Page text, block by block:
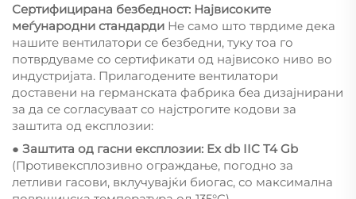
Сертифицирана безбедност: Највисоките
меѓународни стандарди Не само што тврдиме дека
нашите вентилатори се безбедни, туку тоа го
потврдуваме со сертификати од највисоко ниво во
индустријата. Прилагодените вентилатори
доставени на германската фабрика беа дизајнирани
за да се согласуваат со најстрогите кодови за
заштита од експлозии:
● Заштита од гасни експлозии: Ex db IIC T4 Gb
(Противексплозивно ограждање, погодно за
летливи гасови, вклучувајќи биогас, со максимална